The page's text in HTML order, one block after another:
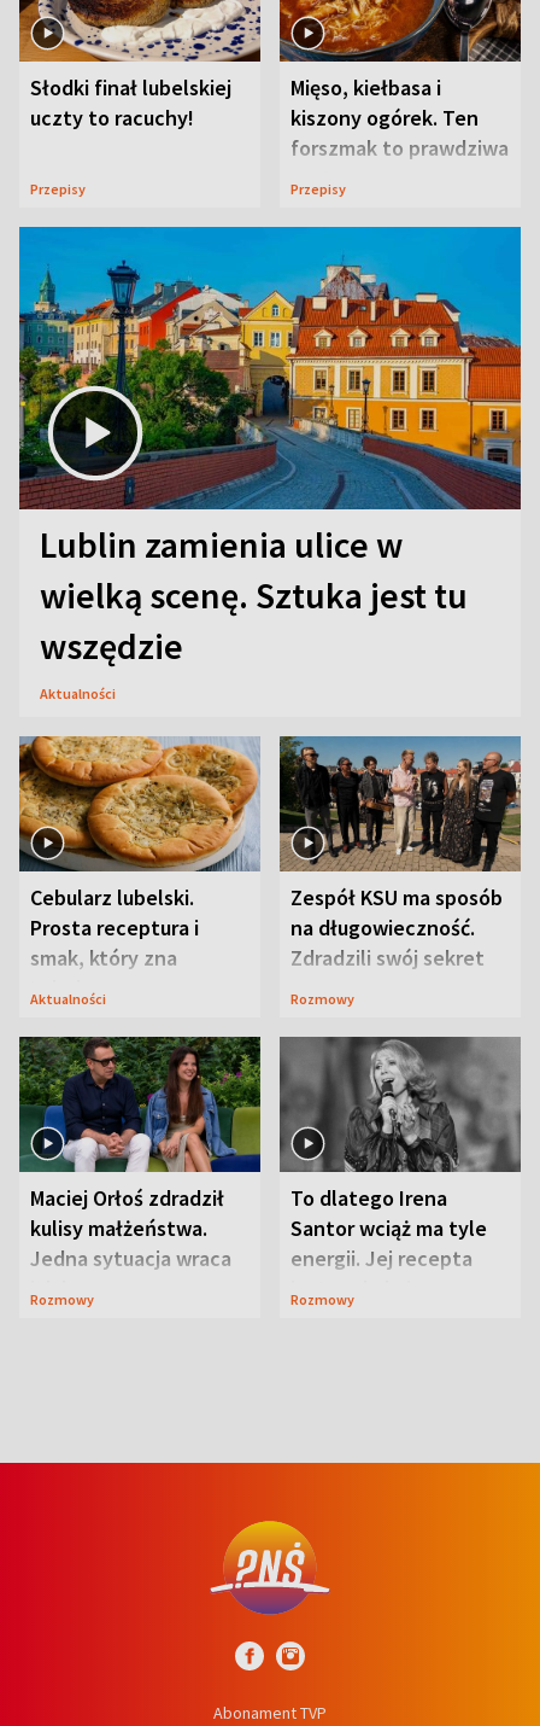
Słodki finał lubelskiej
uczty to racuchy!
Przepisy
Mięso, kiełbasa i
kiszony ogórek. Ten
forszmak to prawdziwa
uczta
Przepisy
Lublin zamienia ulice w
wielką scenę. Sztuka jest tu
wszędzie
Aktualności
Cebularz lubelski.
Prosta receptura i
smak, który zna
Lubelszczyzna
Aktualności
Zespół KSU ma sposób
na długowieczność.
Zdradzili swój sekret
Rozmowy
Maciej Orłoś zdradził
kulisy małżeństwa.
Jedna sytuacja wraca
jak bumerang
Rozmowy
To dlatego Irena
Santor wciąż ma tyle
energii. Jej recepta
jest zaskakująco
Rozmowy
Abonament TVP